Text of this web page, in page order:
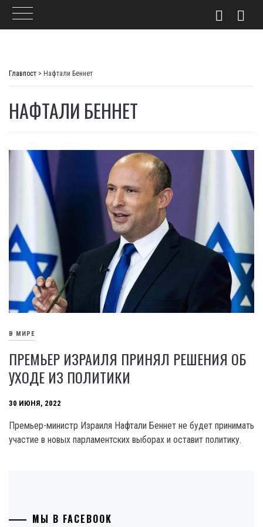
Главпост > Нафтали Беннет
НАФТАЛИ БЕННЕТ
В МИРЕ
ПРЕМЬЕР ИЗРАИЛЯ ПРИНЯЛ РЕШЕНИЯ ОБ
УХОДЕ ИЗ ПОЛИТИКИ
30 ИЮНЯ, 2022
Премьер-министр Израиля Нафтали Беннет не будет принимать
участие в новых парламентских выборах и оставит политику.
МЫ В FACEBOOK